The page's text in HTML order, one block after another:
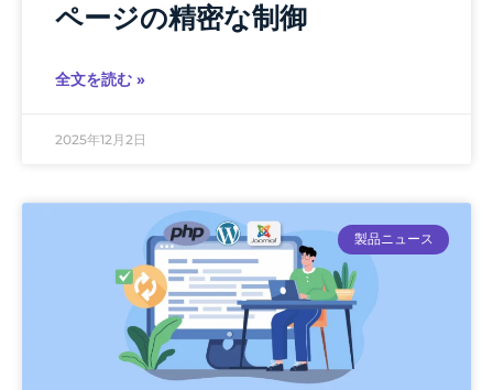
ページの精密な制御
全文を読む »
2025年12月2日
製品ニュース